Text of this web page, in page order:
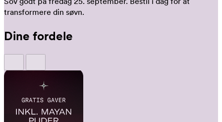
transformere din søvn.
Dine fordele